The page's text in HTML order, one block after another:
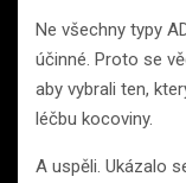
Ne všechny typy
účinné. Proto se
aby vybrali ten,
léčbu kocoviny.
A uspěli. Ukázalo